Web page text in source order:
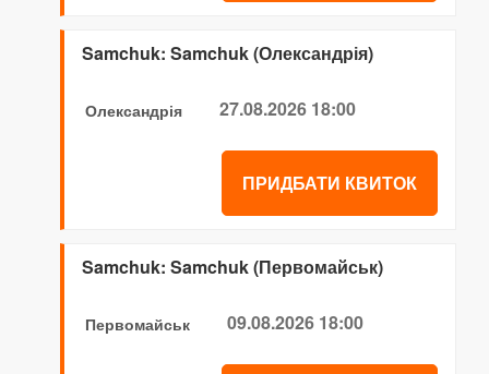
Samchuk: Samchuk (Олександрія)
Олександрія 27.08.2026 18:00
ПРИДБАТИ КВИТОК
Samchuk: Samchuk (Первомайськ)
Первомайськ 09.08.2026 18:00